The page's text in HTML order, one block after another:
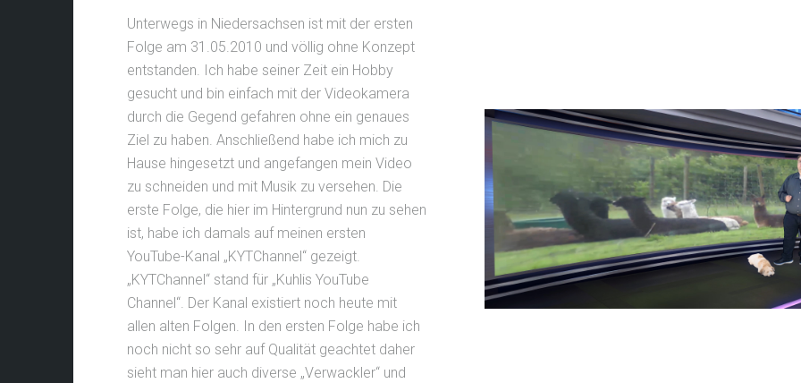
Unterwegs in Niedersachsen ist mit der ersten
Folge am 31.05.2010 und völlig ohne Konzept
entstanden. Ich habe seiner Zeit ein Hobby
gesucht und bin einfach mit der Videokamera
durch die Gegend gefahren ohne ein genaues
Ziel zu haben. Anschließend habe ich mich zu
Hause hingesetzt und angefangen mein Video
zu schneiden und mit Musik zu versehen. Die
erste Folge, die hier im Hintergrund nun zu sehen
ist, habe ich damals auf meinen ersten
YouTube-Kanal „KYTChannel“ gezeigt.
„KYTChannel“ stand für „Kuhlis YouTube
Channel“. Der Kanal existiert noch heute mit
allen alten Folgen. In den ersten Folge habe ich
noch nicht so sehr auf Qualität geachtet daher
sieht man hier auch diverse „Verwackler“ und